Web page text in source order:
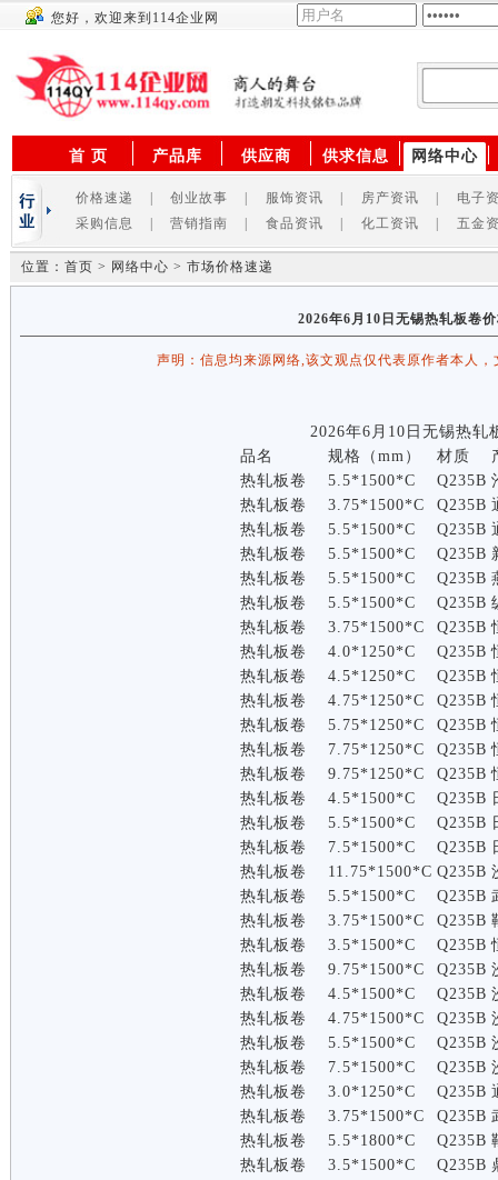
您好，欢迎来到114企业网
首 页 产品库 供应商 供求信息 网络中心
价格速递 创业故事 服饰资讯 房产资讯
电子
采购信息
营销指南 食品资讯 化工资讯 五金
位置：首页 > 网络中心 > 市场价格速递
2026年6月10日无锡热轧板卷
声明：信息均来源网络,该文观点仅代表原作者本人
2026年6月10日无锡热轧
品名
规格（mm） 材质
热轧板卷
5.5*1500*C Q235B
热轧板卷
3.75*1500*C Q235B
热轧板卷
5.5*1500*C Q235B
热轧板卷
5.5*1500*C Q235B
热轧板卷
5.5*1500*C Q235B
热轧板卷
5.5*1500*C Q235B
热轧板卷
3.75*1500*C Q235B
热轧板卷
4.0*1250*C Q235B
热轧板卷
4.5*1250*C Q235B
热轧板卷
4.75*1250*C Q235B
热轧板卷
5.75*1250*C Q235B
热轧板卷
7.75*1250*C Q235B
热轧板卷
9.75*1250*C Q235B
热轧板卷
4.5*1500*C Q235B
热轧板卷
5.5*1500*C Q235B
热轧板卷
7.5*1500*C Q235B
热轧板卷
11.75*1500*C Q235B
热轧板卷
5.5*1500*C Q235B
热轧板卷
3.75*1500*C Q235B
热轧板卷
3.5*1500*C Q235B
热轧板卷
9.75*1500*C Q235B
热轧板卷
4.5*1500*C Q235B
热轧板卷
4.75*1500*C Q235B
热轧板卷
5.5*1500*C Q235B
热轧板卷
7.5*1500*C Q235B
热轧板卷
3.0*1250*C Q235B
热轧板卷
3.75*1500*C Q235B
热轧板卷
5.5*1800*C Q235B
热轧板卷
3.5*1500*C Q235B